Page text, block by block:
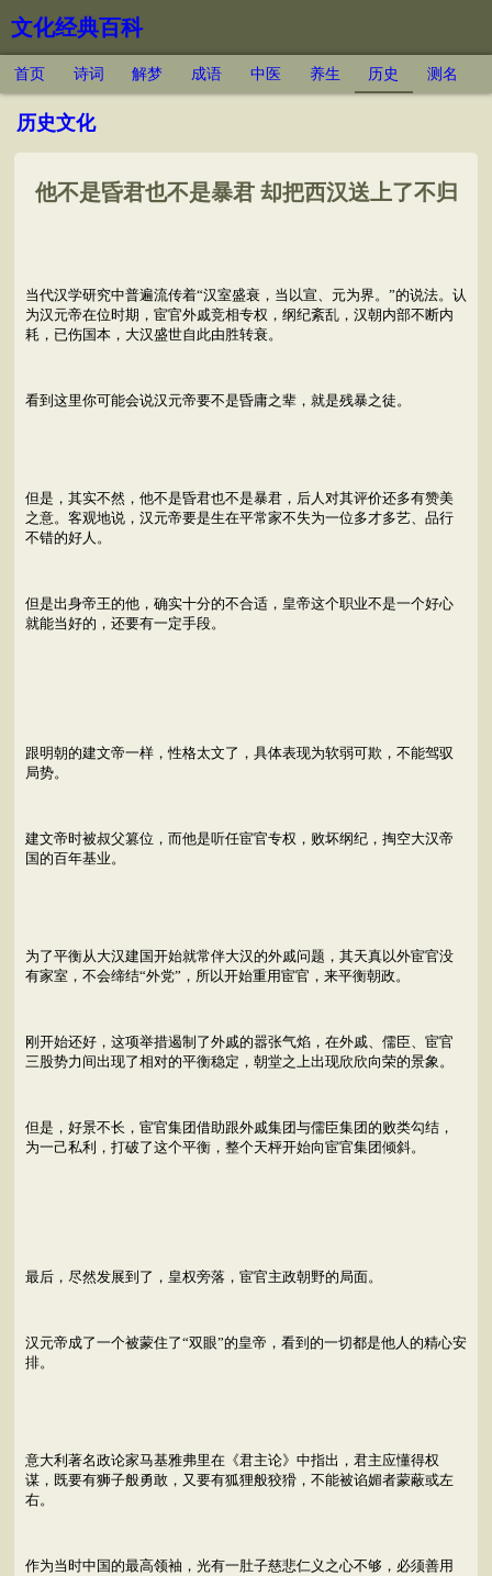
文化经典百科
首页 诗词 解梦 成语 中医 养生 历史 测名
历史文化
他不是昏君也不是暴君 却把西汉送上了不归
当代汉学研究中普遍流传着“汉室盛衰，当以宣、元为界。”的说法。认
为汉元帝在位时期，宦官外戚竞相专权，纲纪紊乱，汉朝内部不断内
耗，已伤国本，大汉盛世自此由胜转衰。
看到这里你可能会说汉元帝要不是昏庸之辈，就是残暴之徒。
但是，其实不然，他不是昏君也不是暴君，后人对其评价还多有赞美
之意。客观地说，汉元帝要是生在平常家不失为一位多才多艺、品行
不错的好人。
但是出身帝王的他，确实十分的不合适，皇帝这个职业不是一个好心
就能当好的，还要有一定手段。
跟明朝的建文帝一样，性格太文了，具体表现为软弱可欺，不能驾驭
局势。
建文帝时被叔父篡位，而他是听任宦官专权，败坏纲纪，掏空大汉帝
国的百年基业。
为了平衡从大汉建国开始就常伴大汉的外戚问题，其天真以外宦官没
有家室，不会缔结“外党”，所以开始重用宦官，来平衡朝政。
刚开始还好，这项举措遏制了外戚的嚣张气焰，在外戚、儒臣、宦官
三股势力间出现了相对的平衡稳定，朝堂之上出现欣欣向荣的景象。
但是，好景不长，宦官集团借助跟外戚集团与儒臣集团的败类勾结，
为一己私利，打破了这个平衡，整个天枰开始向宦官集团倾斜。
最后，尽然发展到了，皇权旁落，宦官主政朝野的局面。
汉元帝成了一个被蒙住了“双眼”的皇帝，看到的一切都是他人的精心安
排。
意大利著名政论家马基雅弗里在《君主论》中指出，君主应懂得权
谋，既要有狮子般勇敢，又要有狐狸般狡猾，不能被谄媚者蒙蔽或左
右。
作为当时中国的最高领袖，光有一肚子慈悲仁义之心不够，必须善用